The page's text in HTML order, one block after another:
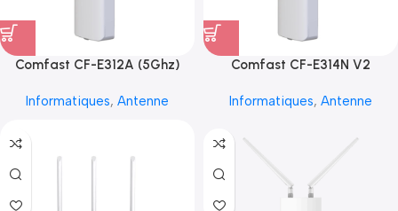
Comfast CF-E312A (5Ghz)
Informatiques, Antenne
Comfast CF-E314N V2
Informatiques, Antenne